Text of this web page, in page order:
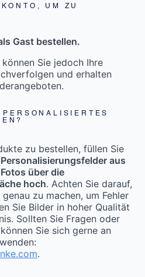
UM ZU
Gast bestellen.
Sie jedoch Ihre
und erhalten
zu bestellen, füllen Sie
aus
über die
hoch. Achten Sie darauf,
zu machen, um Fehler
Sie Bilder in hoher Qualität
Sollten Sie Fragen oder
Sie sich gerne an
.